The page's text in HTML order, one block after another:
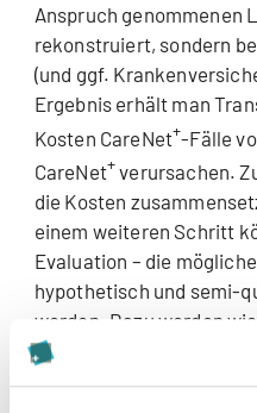
Anspruch genommenen
rekonstruiert, sondern
(und ggf.
Ergebnis erhält man
Kosten CareNet+-Fälle
CareNet+verursachen.
die Kosten
einem weiteren Schritt
Evaluation – die
hypothetisch und semi-
werden. Dazu werden
Befragungen mit den